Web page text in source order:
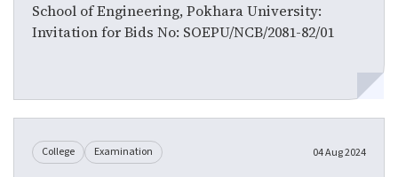
School of Engineering, Pokhara University:
Invitation for Bids No: SOEPU/NCB/2081-82/01
College Examination 04 Aug 2024